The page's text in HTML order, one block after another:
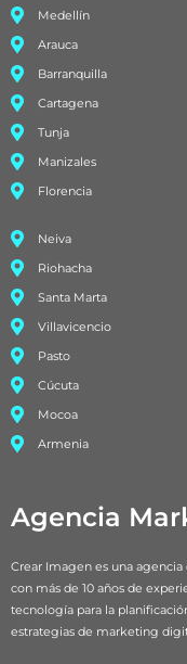
Medellín
Arauca
Barranquilla
Cartagena
Tunja
Manizales
Florencia
Neiva
Riohacha
Santa Marta
Villavicencio
Pasto
Cúcuta
Mocoa
Armenia
Agencia
Crear Imagen es una
con más de 10 años de
tecnología para la
estrategias de marketing